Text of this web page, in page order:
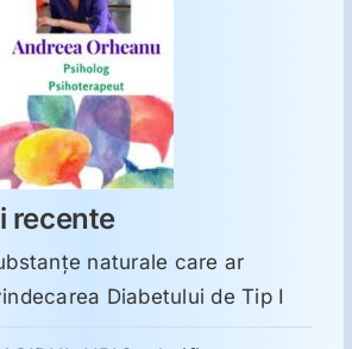
recente
naturale care ar
Diabetului de Tip I